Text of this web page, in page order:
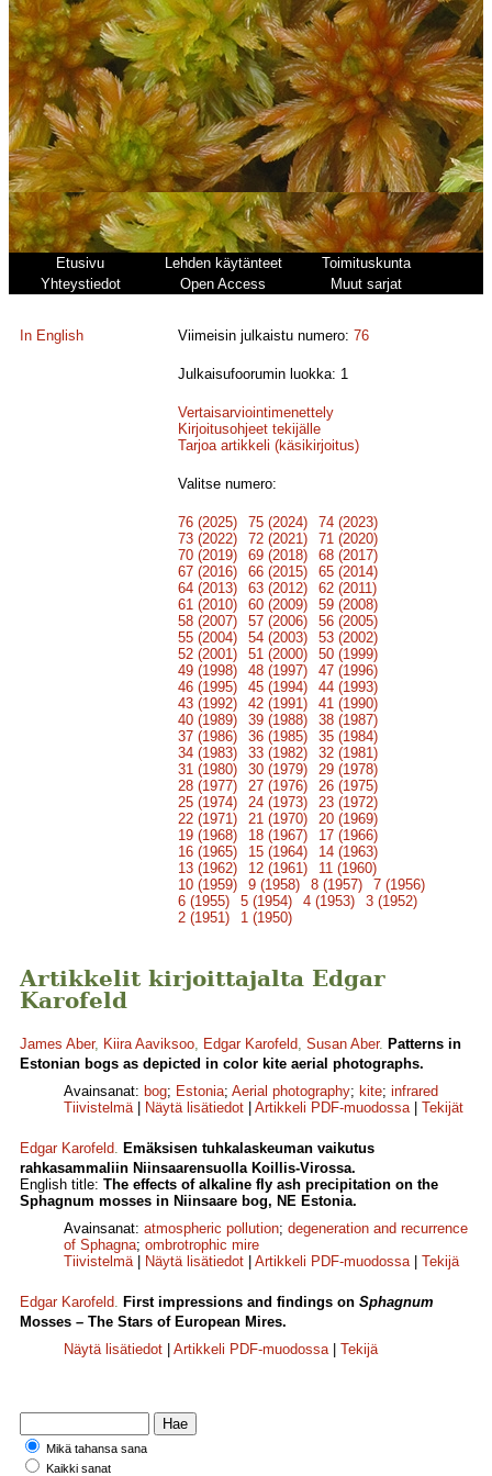
Etusivu Lehden käytänteet
Toimituskunta
Yhteystiedot
Open Access Muut sarjat
In English Viimeisin julkaistu numero:76
Julkaisufoorumin luokka: 1
Vertaisarviointimenettely
Kirjoitusohjeet tekijälle
Tarjoa artikkeli (käsikirjoitus)
Valitse numero:
76 (2025) 75 (2024)
74 (2023)
73 (2022)
72 (2021)
71 (2020)
70 (2019)
69 (2018)
68 (2017)
67 (2016)
66 (2015)
65 (2014)
64 (2013)
63 (2012)
62 (2011)
61 (2010)
60 (2009)
59 (2008)
58 (2007)
57 (2006)
56 (2005)
55 (2004)
54 (2003)
53 (2002)
52 (2001)
51 (2000)
50 (1999)
49 (1998)
48 (1997)
47 (1996)
46 (1995)
45 (1994)
44 (1993)
43 (1992)
42 (1991)
41 (1990)
40 (1989)
39 (1988)
38 (1987)
37 (1986)
36 (1985)
35 (1984)
34 (1983)
33 (1982)
32 (1981)
31 (1980)
30 (1979)
29 (1978)
28 (1977)
27 (1976)
26 (1975)
25 (1974)
24 (1973)
23 (1972)
22 (1971)
21 (1970)
20 (1969)
19 (1968)
18 (1967)
17 (1966)
16 (1965)
15 (1964)
14 (1963)
13 (1962)
12 (1961)
11 (1960)
10 (1959)
9 (1958) 8 (1957)
7 (1956)
6 (1955)
5 (1954) 4 (1953)
3 (1952)
2 (1951)
1 (1950)
Artikkelit kirjoittajalta Edgar
Karofeld
James Aber, Kiira Aaviksoo, Edgar Karofeld, Susan Aber. Patterns in
Estonian bogs as depicted in color kite aerial photographs.
Avainsanat: bog; Estonia; Aerial photography; kite; infrared
Tiivistelmä| Näytä lisätiedot Artikkeli PDF-muodossa| Tekijät
Edgar Karofeld. Emäksisen tuhkalaskeuman vaikutus
rahkasammaliin Niinsaarensuolla Koillis-Virossa.
English title: The effects of alkaline fly ash precipitation on the
Sphagnum mosses in Niinsaare bog, NE Estonia.
Avainsanat: atmospheric pollution; degeneration and recurrence
of Sphagna; ombrotrophic mire
Tiivistelmä| Näytä lisätiedot Artikkeli PDF-muodossa| Tekijä
Edgar Karofeld. First impressions and findings on Sphagnum
Mosses – The Stars of European Mires.
Näytä lisätiedot
Artikkeli PDF-muodossa| Tekijä
Mikä tahansa sana
Kaikki sanat